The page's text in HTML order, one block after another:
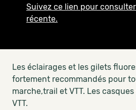
Suivez ce lien pour
récente.
Les éclairages et les gilets
fortement recommandés pour
marche,trail et VTT. Les
VTT.